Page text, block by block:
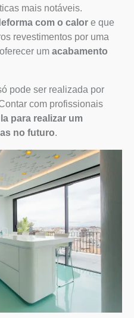
mais notáveis.
com o calor e que
revestimentos por uma
um acabamento
pode ser realizada por
com profissionais
para realizar um
no futuro.